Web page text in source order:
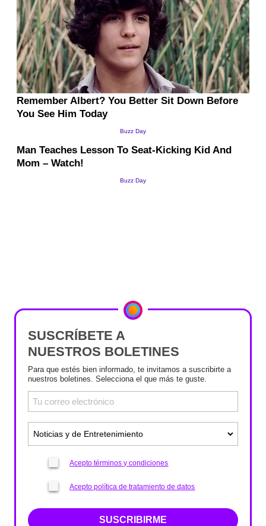
SUSCRÍBETE A
NUESTROS BOLETINES
Para que estés bien informado, te invitamos a suscribirte a
nuestros boletines. Selecciona el que más te guste.
Acepto términos y condiciones
Acepto política de tratamiento de datos
SUSCRIBIRME